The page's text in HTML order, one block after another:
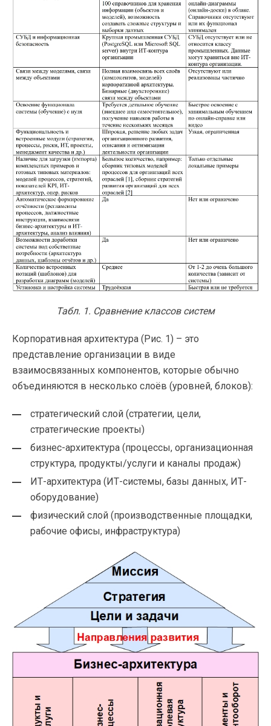
Табл. 1. Сравнение классов систем
Корпоративная архитектура (Рис. 1) – это
представление организации в виде
взаимосвязанных компонентов, которые обычно
объединяются в несколько слоёв (уровней, блоков):
стратегический слой (стратегии, цели,
стратегические проекты)
бизнес-архитектура (процессы, организационная
структура, продукты/услуги и каналы продаж)
ИТ-архитектура (ИТ-системы, базы данных, ИТ-
оборудование)
физический слой (производственные площадки,
рабочие офисы, инфраструктура)